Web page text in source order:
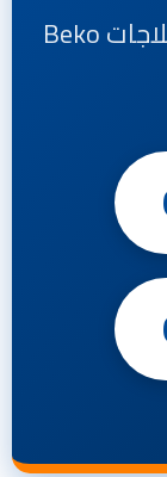
حلول ذكية لجيل جديد – صيانة ثلاجات Beko